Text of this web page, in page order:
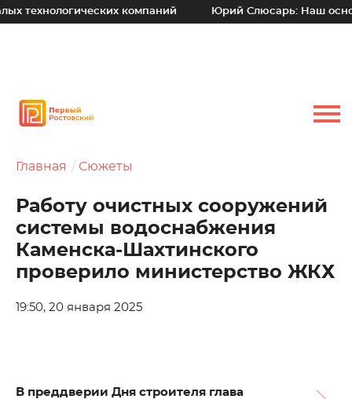
компаний Юрий Слюсарь: Наш основной
Главная Сюжеты
Работу очистных сооружений
системы водоснабжения
Каменска-Шахтинского
проверило министерство ЖКХ
19:50, 20 января 2025
В преддверии Дня строителя глава